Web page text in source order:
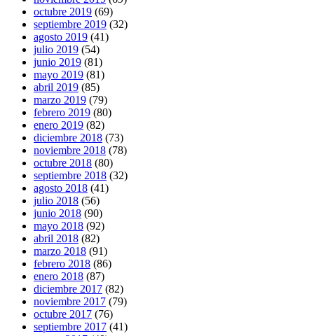
octubre 2019 (69)
septiembre 2019 (32)
agosto 2019 (41)
julio 2019 (54)
junio 2019 (81)
mayo 2019 (81)
abril 2019 (85)
marzo 2019 (79)
febrero 2019 (80)
enero 2019 (82)
diciembre 2018 (73)
noviembre 2018 (78)
octubre 2018 (80)
septiembre 2018 (32)
agosto 2018 (41)
julio 2018 (56)
junio 2018 (90)
mayo 2018 (92)
abril 2018 (82)
marzo 2018 (91)
febrero 2018 (86)
enero 2018 (87)
diciembre 2017 (82)
noviembre 2017 (79)
octubre 2017 (76)
septiembre 2017 (41)